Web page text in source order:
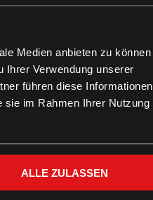
Medien anbieten zu können
Ihrer Verwendung unserer
führen diese Informationen
sie im Rahmen Ihrer Nutzung
ALLE ZULASSEN